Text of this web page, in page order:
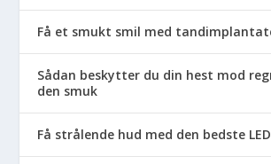
Få et smukt smil med
Sådan beskytter du din hest mod
den smuk
Få strålende hud med den bedste